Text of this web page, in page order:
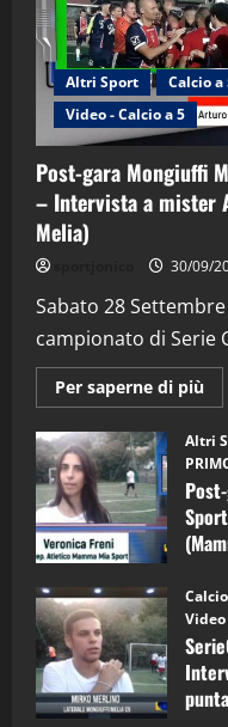
Altri Sport Calcio
Video - Calcio a 5
Post-gara Mongiuffi
– Intervista a mister
Melia)
30/09/
Sabato 28
campionato di Serie
Per saperne di più
–
6)
–
a
Altri
Video
2
3
4